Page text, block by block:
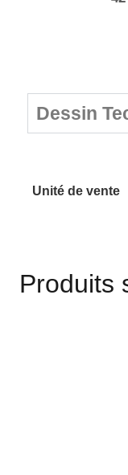
Dessin
Unité de vente
Produits